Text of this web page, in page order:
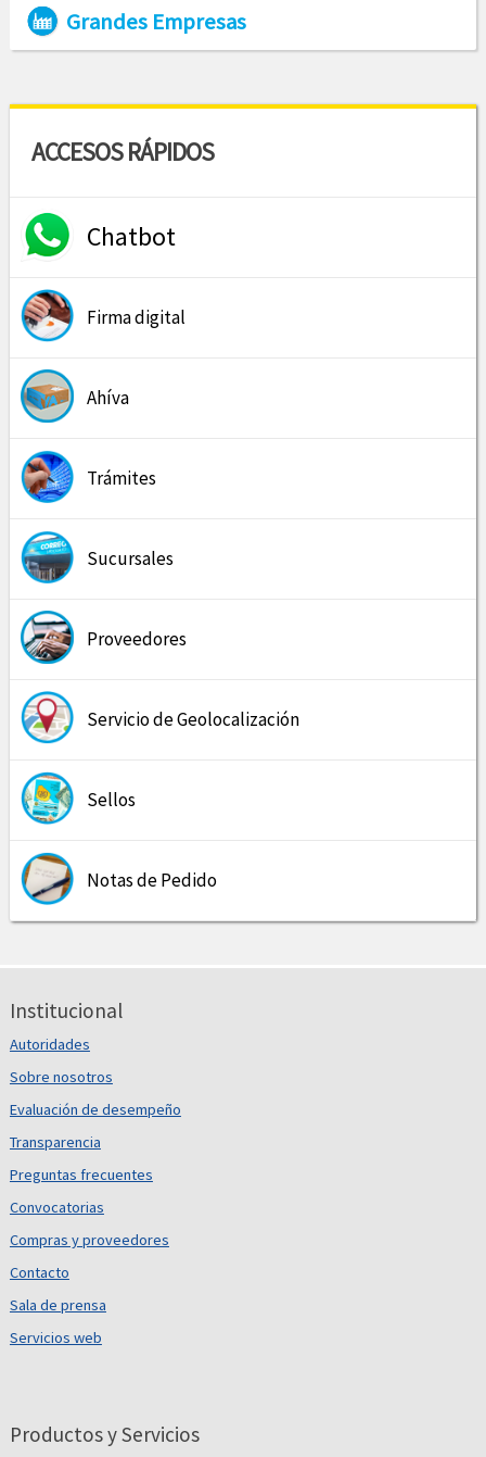
Grandes Empresas
ACCESOS RÁPIDOS
Chatbot
Firma digital
Ahíva
Trámites
Sucursales
Proveedores
Servicio de Geolocalización
Sellos
Notas de Pedido
Institucional
Autoridades
Sobre nosotros
Evaluación de desempeño
Transparencia
Preguntas frecuentes
Convocatorias
Compras y proveedores
Contacto
Sala de prensa
Servicios web
Productos y Servicios